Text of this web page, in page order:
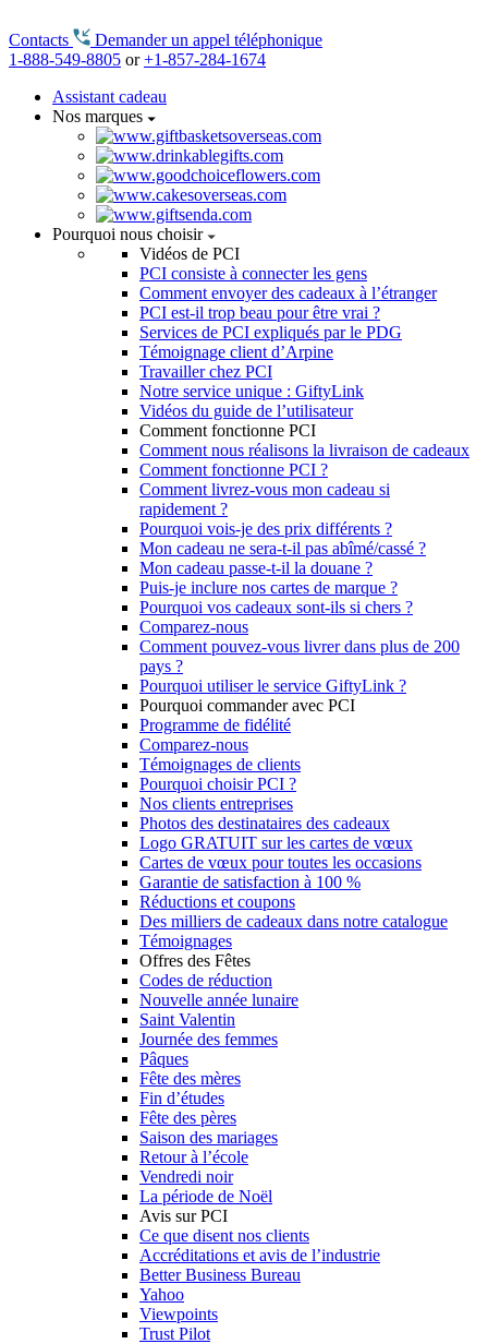
Contacts
Demander un appel téléphonique
1-888-549-8805 or+1-857-284-1674
Assistant cadeau
Nos marques
Pourquoi nous choisir
Vidéos de PCI
PCI consiste à connecter les gens
Comment envoyer des cadeaux à l’étranger
PCI est-il trop beau pour être vrai ?
Services de PCI expliqués par le PDG
Témoignage client d’Arpine
Travailler chez PCI
Notre service unique : GiftyLink
Vidéos du guide de l’utilisateur
Comment fonctionne PCI
Comment nous réalisons la livraison de cadeaux
Comment fonctionne PCI ?
Comment livrez-vous mon cadeau si
rapidement ?
Pourquoi vois-je des prix différents ?
Mon cadeau ne sera-t-il pas abîmé/cassé ?
Mon cadeau passe-t-il la douane ?
Puis-je inclure nos cartes de marque ?
Pourquoi vos cadeaux sont-ils si chers ?
Comparez-nous
Comment pouvez-vous livrer dans plus de 200
pays ?
Pourquoi utiliser le service GiftyLink ?
Pourquoi commander avec PCI
Programme de fidélité
Comparez-nous
Témoignages de clients
Pourquoi choisir PCI ?
Nos clients entreprises
Photos des destinataires des cadeaux
Logo GRATUIT sur les cartes de vœux
Cartes de vœux pour toutes les occasions
Garantie de satisfaction à 100 %
Réductions et coupons
Des milliers de cadeaux dans notre catalogue
Témoignages
Offres des Fêtes
Codes de réduction
Nouvelle année lunaire
Saint Valentin
Journée des femmes
Pâques
Fête des mères
Fin d’études
Fête des pères
Saison des mariages
Retour à l’école
Vendredi noir
La période de Noël
Avis sur PCI
Ce que disent nos clients
Accréditations et avis de l’industrie
Better Business Bureau
Yahoo
Viewpoints
Trust Pilot